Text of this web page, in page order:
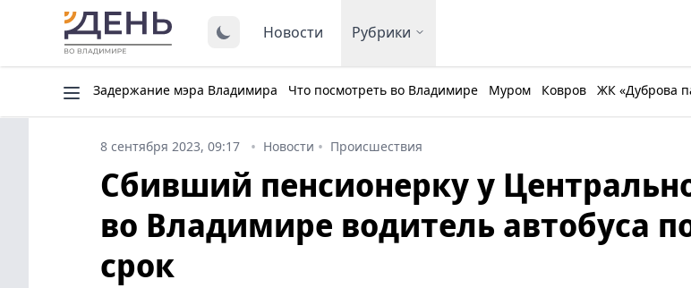
Новости Рубрики
Задержание мэра Владимира Что посмотреть во Владимире Муром Ковров ЖК «Дуброва
8 сентября 2023, 09:17 Новости Происшествия
Сбивший пенсионерку у
во Владимире водитель автобуса
срок